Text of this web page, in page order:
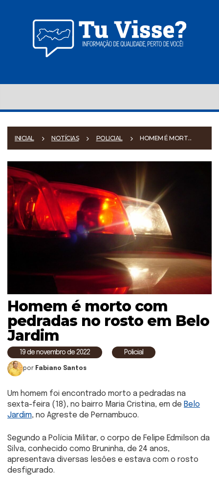
INICIAL NOTÍCIAS POLICIAL HOMEM É MORT...
Homem é morto com
pedradas no rosto em Belo
Jardim
19 de novembro de 2022 Policial
por Fabiano Santos
Um homem foi encontrado morto a pedradas na
sexta-feira (18), no bairro Maria Cristina, em de Belo
Jardim, no Agreste de Pernambuco.
Segundo a Polícia Militar, o corpo de Felipe Edmilson da
Silva, conhecido como Bruninha, de 24 anos,
apresentava diversas lesões e estava com o rosto
desfigurado.